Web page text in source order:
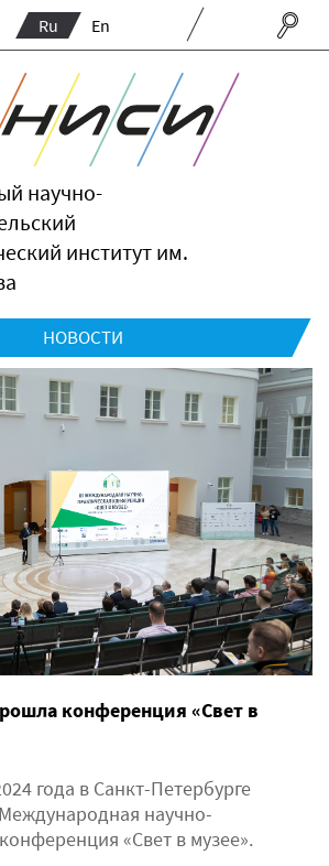
Ru En
институт им.
НОВОСТИ
конференция «Свет в
года в Санкт-Петербурге
научно-
«Свет в музее».